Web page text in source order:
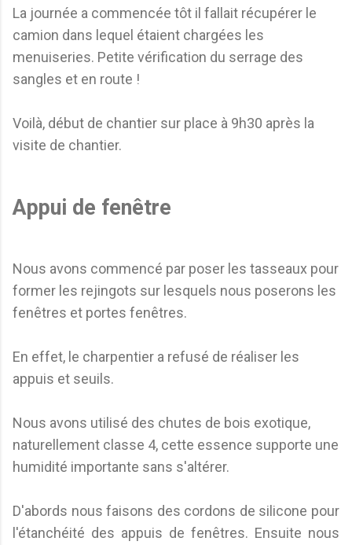
La journée a commencée tôt il fallait récupérer le
camion dans lequel étaient chargées les
menuiseries. Petite vérification du serrage des
sangles et en route !
Voilà, début de chantier sur place à 9h30 après la
visite de chantier.
Appui de fenêtre
Nous avons commencé par poser les tasseaux pour
former les rejingots sur lesquels nous poserons les
fenêtres et portes fenêtres.
En effet, le charpentier a refusé de réaliser les
appuis et seuils.
Nous avons utilisé des chutes de bois exotique,
naturellement classe 4, cette essence supporte une
humidité importante sans s'altérer.
D'abords nous faisons des cordons de silicone pour
l'étanchéité des appuis de fenêtres. Ensuite nous